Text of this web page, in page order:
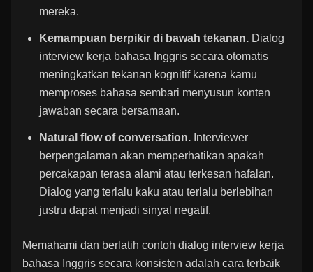
mereka.
Kemampuan berpikir di bawah tekanan. Dialog
interview kerja bahasa Inggris secara otomatis
meningkatkan tekanan kognitif karena kamu
memproses bahasa sembari menyusun konten
jawaban secara bersamaan.
Natural flow of conversation. Interviewer
berpengalaman akan memperhatikan apakah
percakapan terasa alami atau terkesan hafalan.
Dialog yang terlalu kaku atau terlalu berlebihan
justru dapat menjadi sinyal negatif.
Memahami dan berlatih contoh dialog interview kerja
bahasa Inggris secara konsisten adalah cara terbaik